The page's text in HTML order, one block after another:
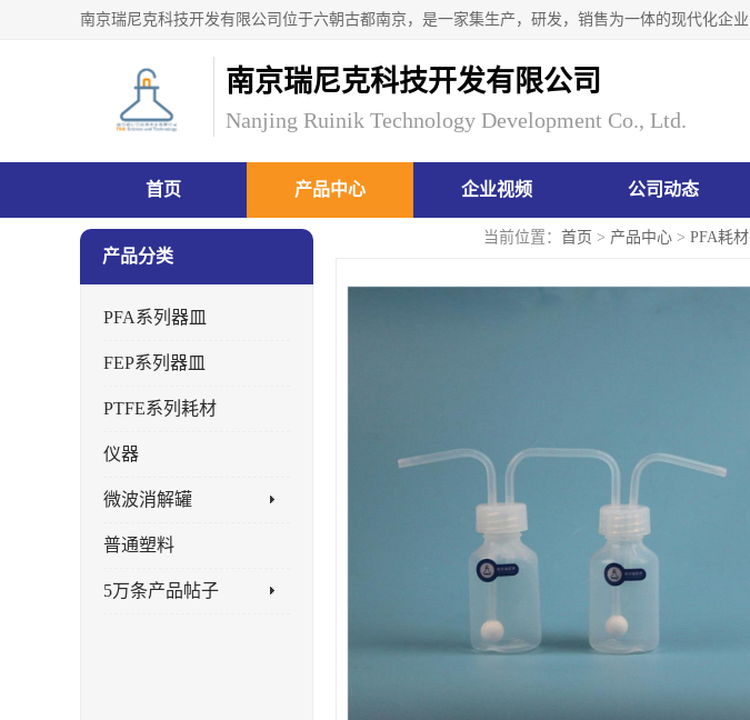
南京瑞尼克科技开发有限公司
Nanjing Ruinik Technology Development Co., Ltd.
首页 产品中心 企业视频 公司动态
当前位置： 首页 > 产品中心 > PFA耗材
产品分类
PFA系列器皿
FEP系列器皿
PTFE系列耗材
仪器
微波消解罐
普通塑料
5万条产品帖子